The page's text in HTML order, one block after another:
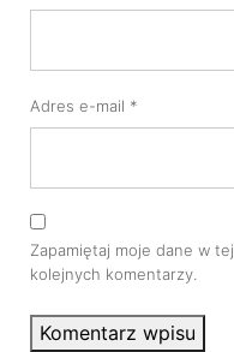
Adres e-mail *
Zapamiętaj moje dane w
kolejnych komentarzy.
Komentarz wpisu